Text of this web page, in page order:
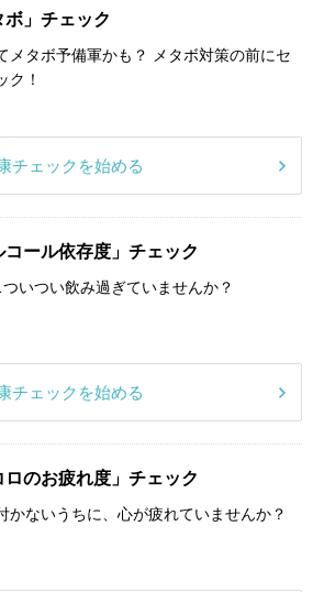
ボ」チェック
メタボ予備軍かも？ メタボ対策の前にセ
ク！
チェックを始める
コール依存度」チェック
いつい飲み過ぎていませんか？
チェックを始める
ロのお疲れ度」チェック
かないうちに、心が疲れていませんか？